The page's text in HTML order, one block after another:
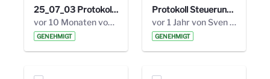
25_07_03 Protokoll Steuerungskreis.pdf
vor 10 Monaten von Alexander Orlowski
GENEHMIGT
Protokoll Steuerungskreis_06.02.2025 .pdf
vor 1 Jahr von Sven Hitzler
GENEHMIGT